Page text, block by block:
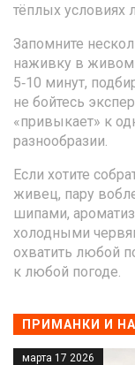
тёплых условиях
Запомните
наживку в живом
5‑10 минут,
не бойтесь
«привыкает» к
разнообразии.
Если хотите
живец, пару
шипами,
холодными
охватить любой
к любой погоде.
ПРИМАНКИ И
марта 17 2026